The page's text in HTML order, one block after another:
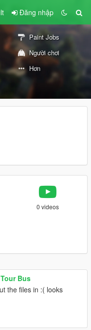
Đăng nhập
Paint Jobs
Người chơi
Hơn
0 videos
Bus
the files in :( looks